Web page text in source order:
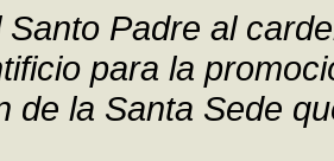
Padre al
para la
de la Santa Sede